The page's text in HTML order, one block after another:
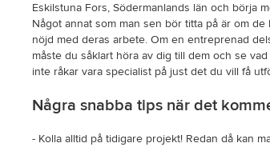
Eskilstuna Fors, Södermanlands län och börja
Något annat som man sen bör titta på är om
nöjd med deras arbete. Om en entreprenad
måste du såklart höra av dig till dem och se
inte råkar vara specialist på just det du vill få
Några snabba tips när det
- Kolla alltid på tidigare projekt! Redan då kan